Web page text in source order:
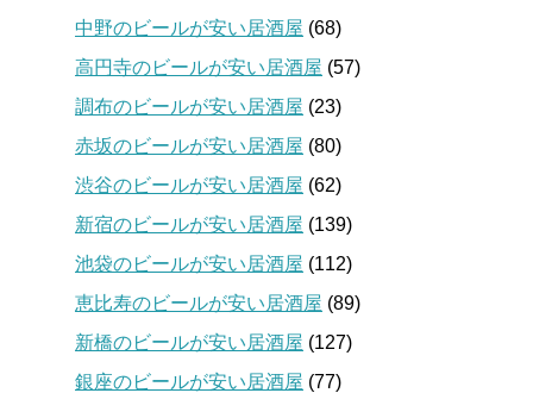
中野のビールが安い居酒屋 (68)
高円寺のビールが安い居酒屋 (57)
調布のビールが安い居酒屋 (23)
赤坂のビールが安い居酒屋 (80)
渋谷のビールが安い居酒屋 (62)
新宿のビールが安い居酒屋 (139)
池袋のビールが安い居酒屋 (112)
恵比寿のビールが安い居酒屋 (89)
新橋のビールが安い居酒屋 (127)
銀座のビールが安い居酒屋 (77)